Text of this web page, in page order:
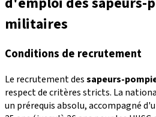
militaires
Conditions de recrutement
Le recrutement dessapeurs-
respect de critères stricts. La
un prérequis absolu, accompagné